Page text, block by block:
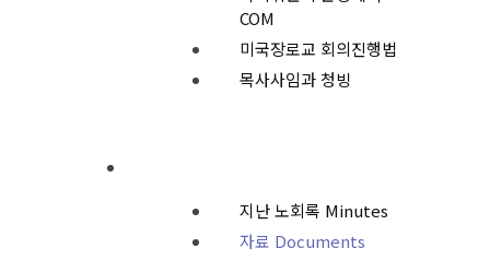
COM
미국장로교 회의진행법
목사사임과 청빙
지난 노회록 Minutes
자료 Documents